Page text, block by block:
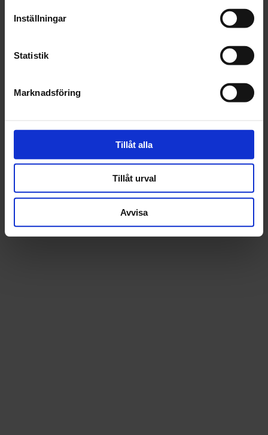
Inställningar
Statistik
Marknadsföring
Tillåt alla
Tillåt urval
Avvisa
Recensioner